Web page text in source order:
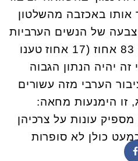
אותו באכזבה מהשלטון
של הנשים הערביות
בבחירות הכלליות יהיה 83 אחוז (17 אחוז טענו
יהיה הנתון הגבוה
הערבי מזה עשורים
זו הימנעות מחאה:
עונות על צרכיהן
כולן לא סופרות